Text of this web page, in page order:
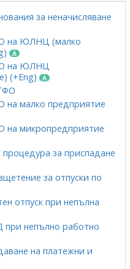
за неначисляване
на ЮЛНЦ (малко
на ЮЛНЦ
(+Eng)
малко предприятие
микропредприятие
за приспадане
за отпуски по
отпуск при непълна
непълно работно
на платежни и